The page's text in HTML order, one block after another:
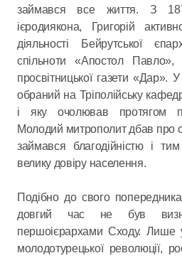
займався все життя. З
ієродиякона, Григорій
діяльності Бейрутської
спільноти «Апостол Павло»,
просвітницької газети «Дар».
обраний на Тріполійську
і яку очолював протягом
Молодий митрополит дбав про
займався благодійністю і
велику довіру населення.
Подібно до свого попередника
довгий час не був
першоієрархами Сходу. Лише
молодотурецької революції,